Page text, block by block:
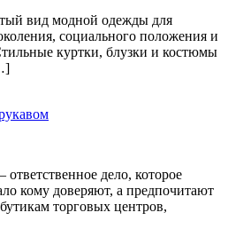
вид модной одежды для
социального положения и
куртки, блузки и костюмы
дело, которое
кому доверяют, а предпочитают
торговых центров,